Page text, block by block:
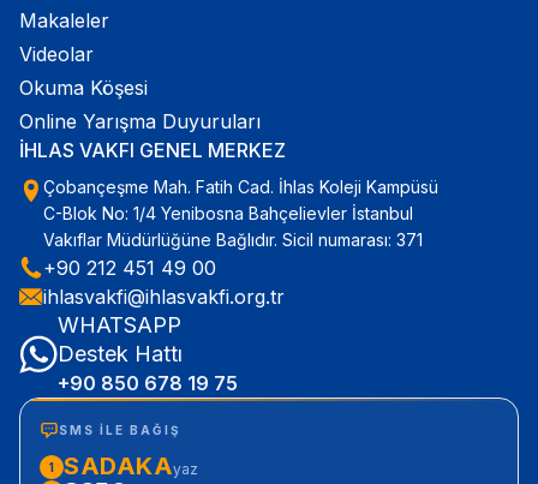
Makaleler
Videolar
Okuma Köşesi
Online Yarışma Duyuruları
İHLAS VAKFI GENEL MERKEZ
Çobançeşme Mah. Fatih Cad. İhlas Koleji Kampüsü
C-Blok No: 1/4 Yenibosna Bahçelievler İstanbul
Vakıflar Müdürlüğüne Bağlıdır. Sicil numarası: 371
+90 212 451 49 00
ihlasvakfi@ihlasvakfi.org.tr
WHATSAPP
Destek Hattı
+90 850 678 19 75
SMS ILE BAĞIŞ
1 SADAKAyaz